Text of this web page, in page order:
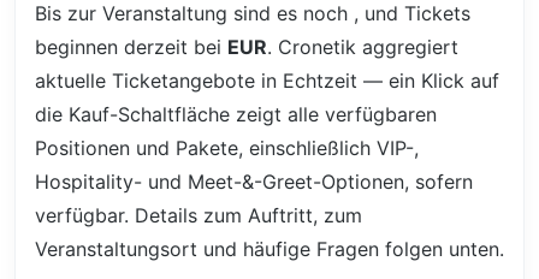
Bis zur Veranstaltung sind es noch , und Tickets
beginnen derzeit bei EUR. Cronetik aggregiert
aktuelle Ticketangebote in Echtzeit — ein Klick auf
die Kauf-Schaltfläche zeigt alle verfügbaren
Positionen und Pakete, einschließlich VIP-,
Hospitality- und Meet-&-Greet-Optionen, sofern
verfügbar. Details zum Auftritt, zum
Veranstaltungsort und häufige Fragen folgen unten.